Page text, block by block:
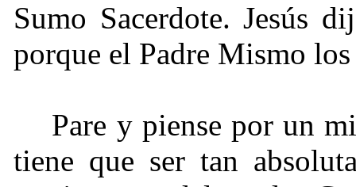
Sumo Sacerdote. Jesús
porque el Padre Mismo los
Pare y piense por un
tiene que ser tan